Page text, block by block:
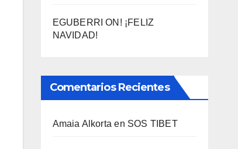
EGUBERRI ON! ¡FELIZ
NAVIDAD!
Comentarios Recientes
Amaia Alkorta en SOS TIBET